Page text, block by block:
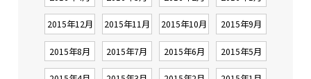
2015年12月 2015年11月 2015年10月 2015年9月
2015年8月 2015年7月 2015年6月 2015年5月